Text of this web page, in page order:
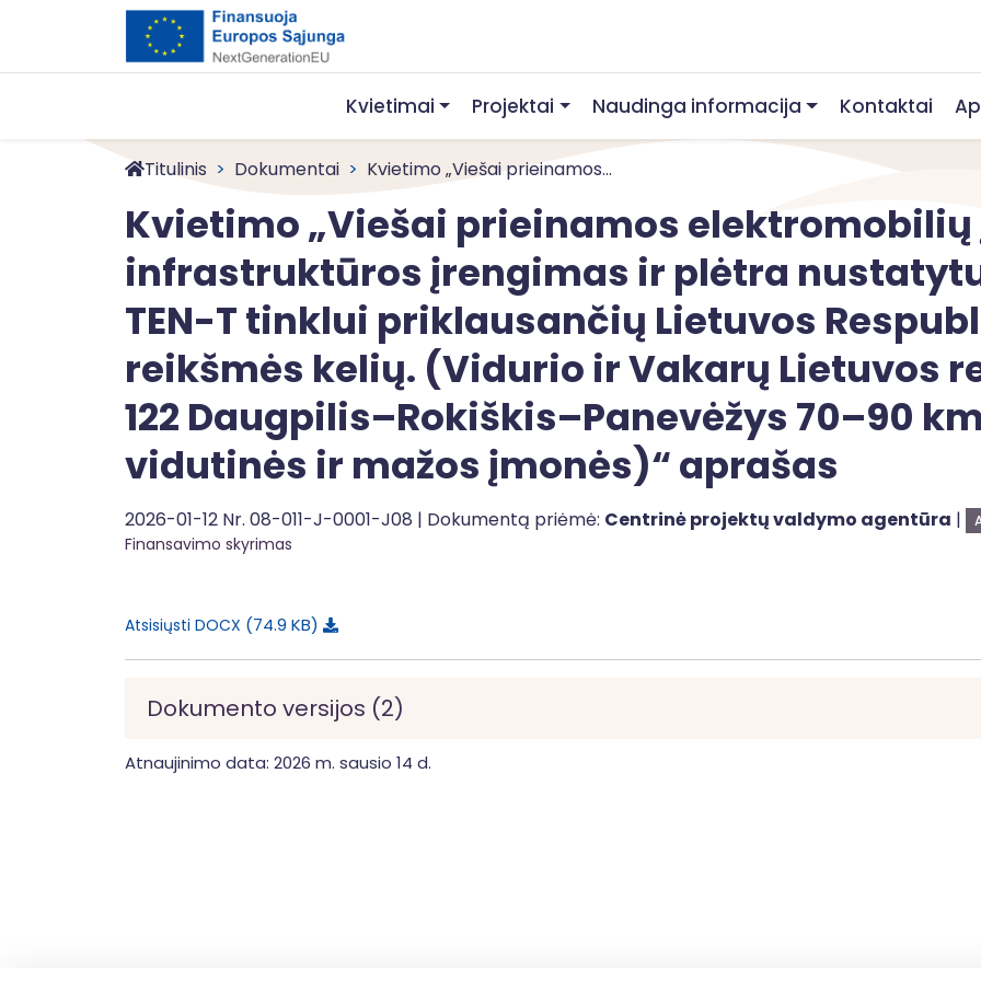
Kvietimai Projektai Naudinga informacija Kontaktai
Titulinis Dokumentai Kvietimo „Viešai prieinamos...
Kvietimo „Viešai prieinamos
infrastruktūros įrengimas ir plėtra
TEN-T tinklui priklausančių Lietuvos
reikšmės kelių. (Vidurio ir Vakarų Lietuvos
122 Daugpilis–Rokiškis–Panevėžys 70–90
vidutinės ir mažos įmonės)“ aprašas
2026-01-12 Nr. 08-011-J-0001-J08 | Dokumentą priėmė: Centrinė projektų valdymo agentūra |
Finansavimo skyrimas
Atsisiųsti DOCX 74.9 KB
Dokumento versijos (2)
Atnaujinimo data: 2026 m. sausio 14 d.